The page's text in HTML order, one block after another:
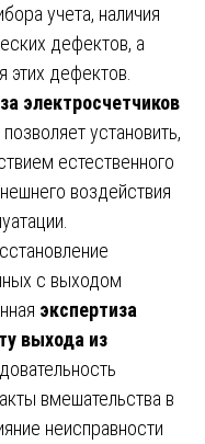
учета, наличия
дефектов, а
этих дефектов.
электросчетчиков
позволяет установить,
естественного
воздействия
с выходом
экспертиза
выхода из
вмешательства в
неисправности